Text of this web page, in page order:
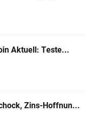
Aktuell: Teste...
Zins-Hoffnun...